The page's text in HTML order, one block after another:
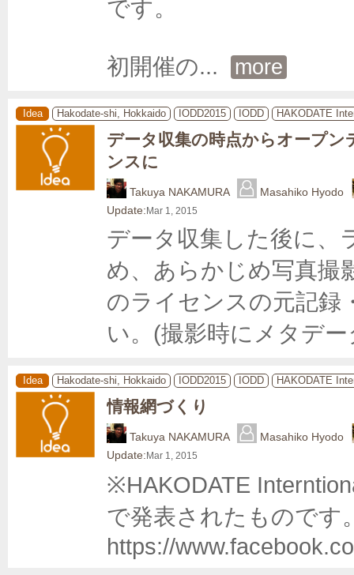
です。
初開催の... more
Idea Hakodate-shi, Hokkaido IODD2015 IODD HAKODATE
データ収集の時点からオープン
ンスに
Takuya NAKAMURA
Masahiko Hyodo
Update: Mar 1, 2015
データ収集した後に、
め、あらかじめ写真撮
のライセンスの元記録
い。(撮影時にメタデ
Idea Hakodate-shi, Hokkaido IODD2015 IODD HAKODATE
情報網づくり
Takuya NAKAMURA
Masahiko Hyodo
Update: Mar 1, 2015
※HAKODATE
で発表されたものです
https://